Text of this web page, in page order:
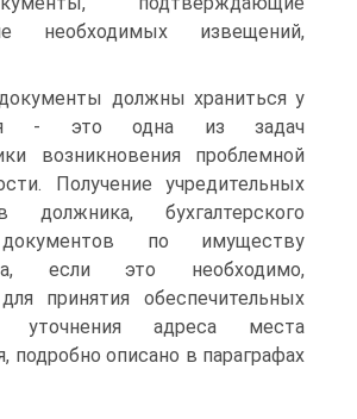
необходимых извещений,
должны храниться у
- это одна из задач
возникновения проблемной
Получение учредительных
должника, бухгалтерского
по имуществу
если это необходимо,
принятия обеспечительных
адреса места
подробно описано в параграфах